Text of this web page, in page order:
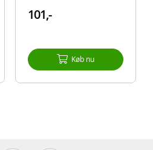
101,-
Køb nu